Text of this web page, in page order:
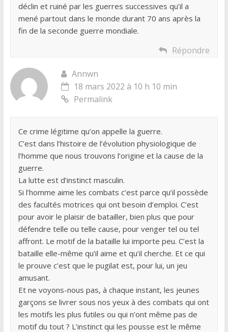
déclin et ruiné par les guerres successives qu’il a
mené partout dans le monde durant 70 ans après la
fin de la seconde guerre mondiale.
Répondre
Annwn
18 mars 2022 à 10 h 10 min
Permalink
Ce crime légitime qu’on appelle la guerre.
C’est dans l’histoire de l’évolution physiologique de
l’homme que nous trouvons l’origine et la cause de la
guerre.
La lutte est d’instinct masculin.
Si l’homme aime les combats c’est parce qu’il possède
des facultés motrices qui ont besoin d’emploi. C’est
pour avoir le plaisir de batailler, bien plus que pour
défendre telle ou telle cause, pour venger tel ou tel
affront. Le motif de la bataille lui importe peu. C’est la
bataille elle-même qu’il aime et qu’il cherche. Et ce qui
le prouve c’est que le pugilat est, pour lui, un jeu
amusant.
Et ne voyons-nous pas, à chaque instant, les jeunes
garçons se livrer sous nos yeux à des combats qui ont
les motifs les plus futiles ou qui n’ont même pas de
motif du tout ? L’instinct qui les pousse est le même